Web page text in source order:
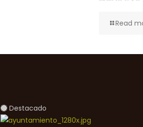
Read
Destacado